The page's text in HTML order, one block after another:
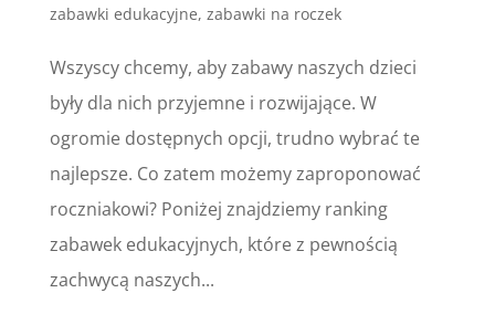
zabawki edukacyjne, zabawki na roczek
Wszyscy chcemy, aby zabawy naszych dzieci
były dla nich przyjemne i rozwijające. W
ogromie dostępnych opcji, trudno wybrać te
najlepsze. Co zatem możemy zaproponować
roczniakowi? Poniżej znajdziemy ranking
zabawek edukacyjnych, które z pewnością
zachwycą naszych...